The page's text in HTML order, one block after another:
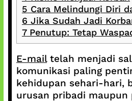
5 Cara Melindungi Diri
6 Jika Sudah Jadi
7Penutup: Tetap
E-mailtelah menjadi
komunikasi paling
kehidupan sehari-hari,
urusan pribadi maupun